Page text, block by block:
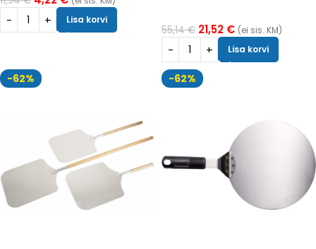
Lisa korvi
55,14€ 21,52 € (ei sis. KM)
Lisa korvi
-62% -62%